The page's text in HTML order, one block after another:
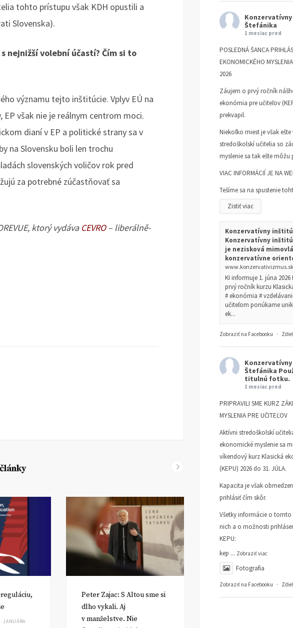
tohto prístupu však KDH opustili a
Slovenska).
nejnižší volební účastí? Čím si to
významu tejto inštitúcie. Vplyv EÚ na
však nie je reálnym centrom moci.
dianí v EP a politické strany sa v
na Slovensku boli len trochu
slovenských voličov rok pred
za potrebné zúčastňovať sa
ktorý vydáva CEVRO– liberálně-
JANUÁRA
Peter Zajac: S Altou sme si
dlho vykali. Aj
v manželstve. Nie
Štefánika
1 mesiac pred
POSLEDNÁ ŠANCA
EKONOMICKÉHO
2026
Záujem o prvý ročník
ekonómia pre učiteľov
prekvapil.
Niekoľko miest je však
stredoškolskí učitelia so
myslenie sa tak ešte môžu
VIAC INFORMÁCIÍ JE NA
Tešíme sa na spustenie toht
Zistiť viac
Konzervatívny
Konzervatívny
je nezisková
konzervatívne
www.konzervativizmus.sk
KI informuje 1. júna
prvý ročník kurzu
# ekonómia #
učiteľom ponúkame
ek...
Zobraziť na Facebooku ·
Štefánika
titulnú fotku.
1 mesiac pred
PRIPRAVILI SME KURZ
MYSLENIA PRE UČITEĽOV
Aktívni stredoškolskí
ekonomické myslenie sa
víkendový kurz Klasická
(KEPU) 2026 do 31. JÚLA.
Kapacita je však
prihlásiť čím skôr.
Všetky informácie o
nich a o možnosti
KEPU:
kep ... Zobraziť viac
Fotografia
Zobraziť na Facebooku ·